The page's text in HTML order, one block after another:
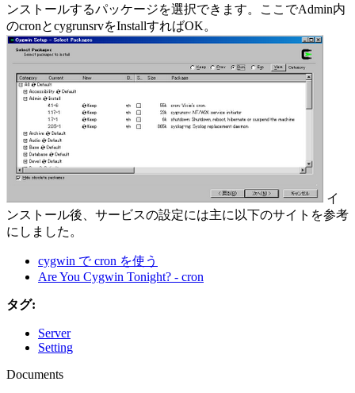
ンストールするパッケージを選択できます。ここでAdmin内
のcronとcygrunsrvをInstallすればOK。
イ
ンストール後、サービスの設定には主に以下のサイトを参考
にしました。
cygwin で cron を使う
Are You Cygwin Tonight? - cron
タグ:
Server
Setting
Documents